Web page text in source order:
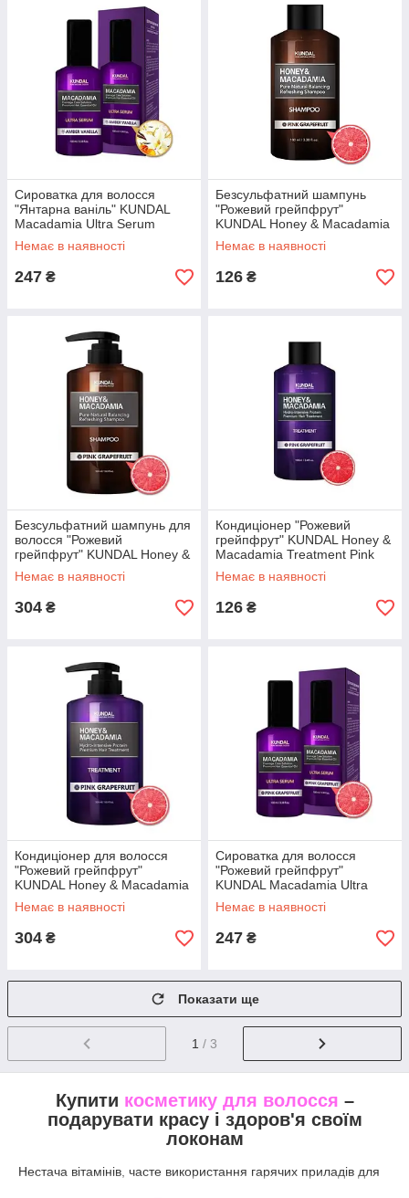
Сироватка для волосся
"Янтарна ваніль" KUNDAL
Macadamia Ultra Serum
Amber Vanilla 100ml
Немає в наявності
247 ₴
Безсульфатний шампунь
"Рожевий грейпфрут"
KUNDAL Honey & Macadamia
Pink Grapefruit Shampoo
100ml
Немає в наявності
126 ₴
Безсульфатний шампунь для
волосся "Рожевий
грейпфрут" KUNDAL Honey &
Macadamia Pink Grapefruit
Shampoo 500ml
Немає в наявності
304 ₴
Кондиціонер "Рожевий
грейпфрут" KUNDAL Honey &
Macadamia Treatment Pink
Grapefruit 100ml
Немає в наявності
126 ₴
Кондиціонер для волосся
"Рожевий грейпфрут"
KUNDAL Honey & Macadamia
Treatment Pink Grapefruit
500ml
Немає в наявності
304 ₴
Сироватка для волосся
"Рожевий грейпфрут"
KUNDAL Macadamia Ultra
Serum Pink Grapefruit 100ml
Немає в наявності
247 ₴
Показати ще
1 / 3
Купити косметику для волосся –
подарувати красу і здоров'я своїм
локонам
Нестача вітамінів, часте використання гарячих приладів для